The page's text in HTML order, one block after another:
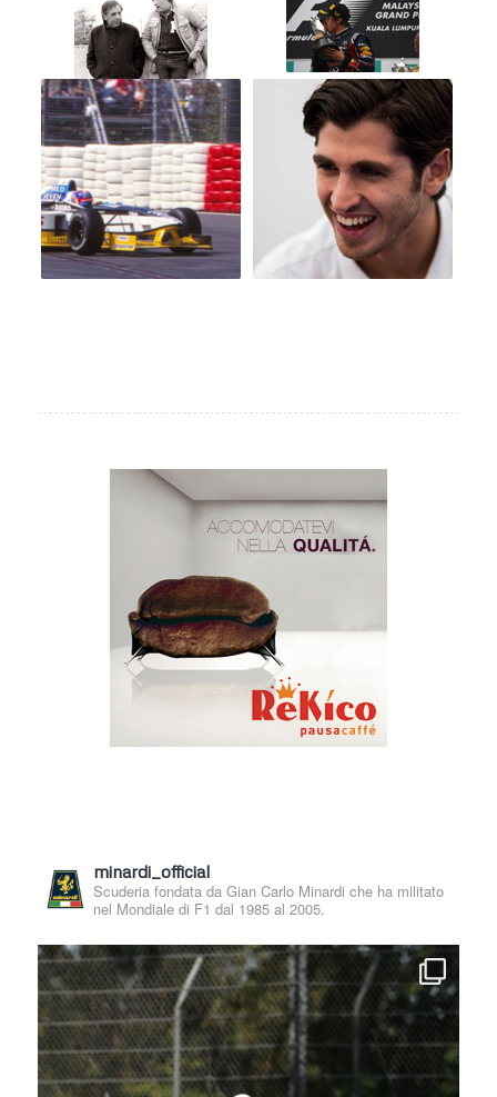
minardi_official
Scuderia fondata da Gian Carlo Minardi che ha militato
nel Mondiale di F1 dal 1985 al 2005.